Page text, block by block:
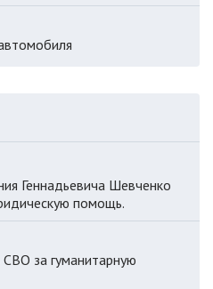
Геннадьевича Шевченко
помощь.
за гуманитарную